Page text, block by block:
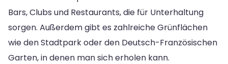
Bars, Clubs und Restaurants, die für Unterhaltung
sorgen. Außerdem gibt es zahlreiche Grünflächen
wie den Stadtpark oder den Deutsch-Französischen
Garten, in denen man sich erholen kann.